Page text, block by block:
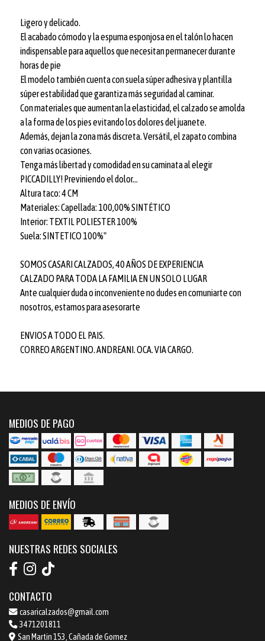
Ligero y delicado.
El acabado cómodo y la espuma esponjosa en el talón lo hacen
indispensable para aquellos que necesitan permanecer durante
horas de pie
El modelo también cuenta con suela súper adhesiva y plantilla
súper estabilidad que garantiza más seguridad al caminar.
Con materiales que aumentan la elasticidad, el calzado se amolda
a la forma de los pies evitando los dolores del juanete.
Además, dejan la zona más discreta. Versátil, el zapato combina
con varias ocasiones.
Tenga más libertad y comodidad en su caminata al elegir
PICCADILLY! Previniendo el dolor...
Altura taco: 4 CM
Materiales: Capellada: 100,00% SINTÉTICO
Interior: TEXTIL POLIESTER 100%
Suela: SINTETICO 100%"
SOMOS CASARI CALZADOS, 40 AÑOS DE EXPERIENCIA
CALZADO PARA TODA LA FAMILIA EN UN SOLO LUGAR
Ante cualquier duda o inconveniente no dudes en comuniarte con
nosotros, estamos para asesorarte
ENVIOS A TODO EL PAIS.
CORREO ARGENTINO. ANDREANI. OCA. VIA CARGO.
MEDIOS DE PAGO
MEDIOS DE ENVÍO
NUESTRAS REDES SOCIALES
CONTACTO
casaricalzados@gmail.com
3471201811
San Martin 153, Cañada de Gomez